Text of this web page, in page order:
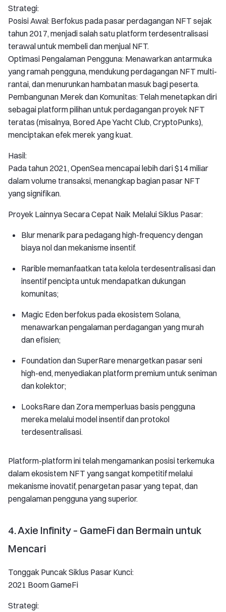
Strategi:
Posisi Awal: Berfokus pada pasar perdagangan NFT sejak
tahun 2017, menjadi salah satu platform terdesentralisasi
terawal untuk membeli dan menjual NFT.
Optimasi Pengalaman Pengguna: Menawarkan antarmuka
yang ramah pengguna, mendukung perdagangan NFT multi-
rantai, dan menurunkan hambatan masuk bagi peserta.
Pembangunan Merek dan Komunitas: Telah menetapkan diri
sebagai platform pilihan untuk perdagangan proyek NFT
teratas (misalnya, Bored Ape Yacht Club, CryptoPunks),
menciptakan efek merek yang kuat.
Hasil:
Pada tahun 2021, OpenSea mencapai lebih dari $14 miliar
dalam volume transaksi, menangkap bagian pasar NFT
yang signifikan.
Proyek Lainnya Secara Cepat Naik Melalui Siklus Pasar:
Blur menarik para pedagang high-frequency dengan
biaya nol dan mekanisme insentif.
Rarible memanfaatkan tata kelola terdesentralisasi dan
insentif pencipta untuk mendapatkan dukungan
komunitas;
Magic Eden berfokus pada ekosistem Solana,
menawarkan pengalaman perdagangan yang murah
dan efisien;
Foundation dan SuperRare menargetkan pasar seni
high-end, menyediakan platform premium untuk seniman
dan kolektor;
LooksRare dan Zora memperluas basis pengguna
mereka melalui model insentif dan protokol
terdesentralisasi.
Platform-platform ini telah mengamankan posisi terkemuka
dalam ekosistem NFT yang sangat kompetitif melalui
mekanisme inovatif, penargetan pasar yang tepat, dan
pengalaman pengguna yang superior.
4. Axie Infinity – GameFi dan Bermain untuk
Mencari
Tonggak Puncak Siklus Pasar Kunci:
2021 Boom GameFi
Strategi: